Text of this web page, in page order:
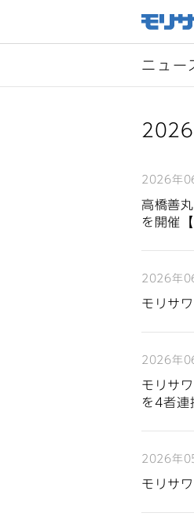
ニュー
2026年
高橋善
を開催
2026年
モリサ
2026年
モリサ
を4者連
2026年
モリサ